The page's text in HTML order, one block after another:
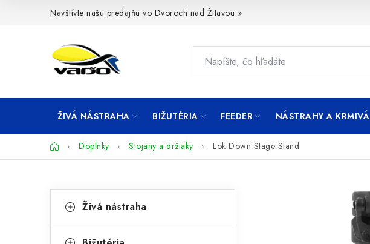
Navštívte našu predajňu vo Dvoroch nad Žitavou »
ŽIVÁ NÁSTRAHA BIŽUTÉRIA FEEDER NÁSTRAHY A KRMIVÁ
DomovDoplnky Stojany a držiaky Lok Down Stage Stand
okategórie
a
Živá nástraha